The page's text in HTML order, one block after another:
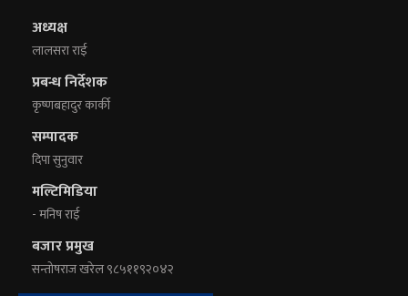
अध्यक्ष
लालसरा राई
प्रबन्ध निर्देशक
कृष्णबहादुर कार्की
सम्पादक
दिपा सुनुवार
मल्टिमिडिया
- मनिष राई
बजार प्रमुख
सन्तोषराज खरेल ९८५११९२०४२